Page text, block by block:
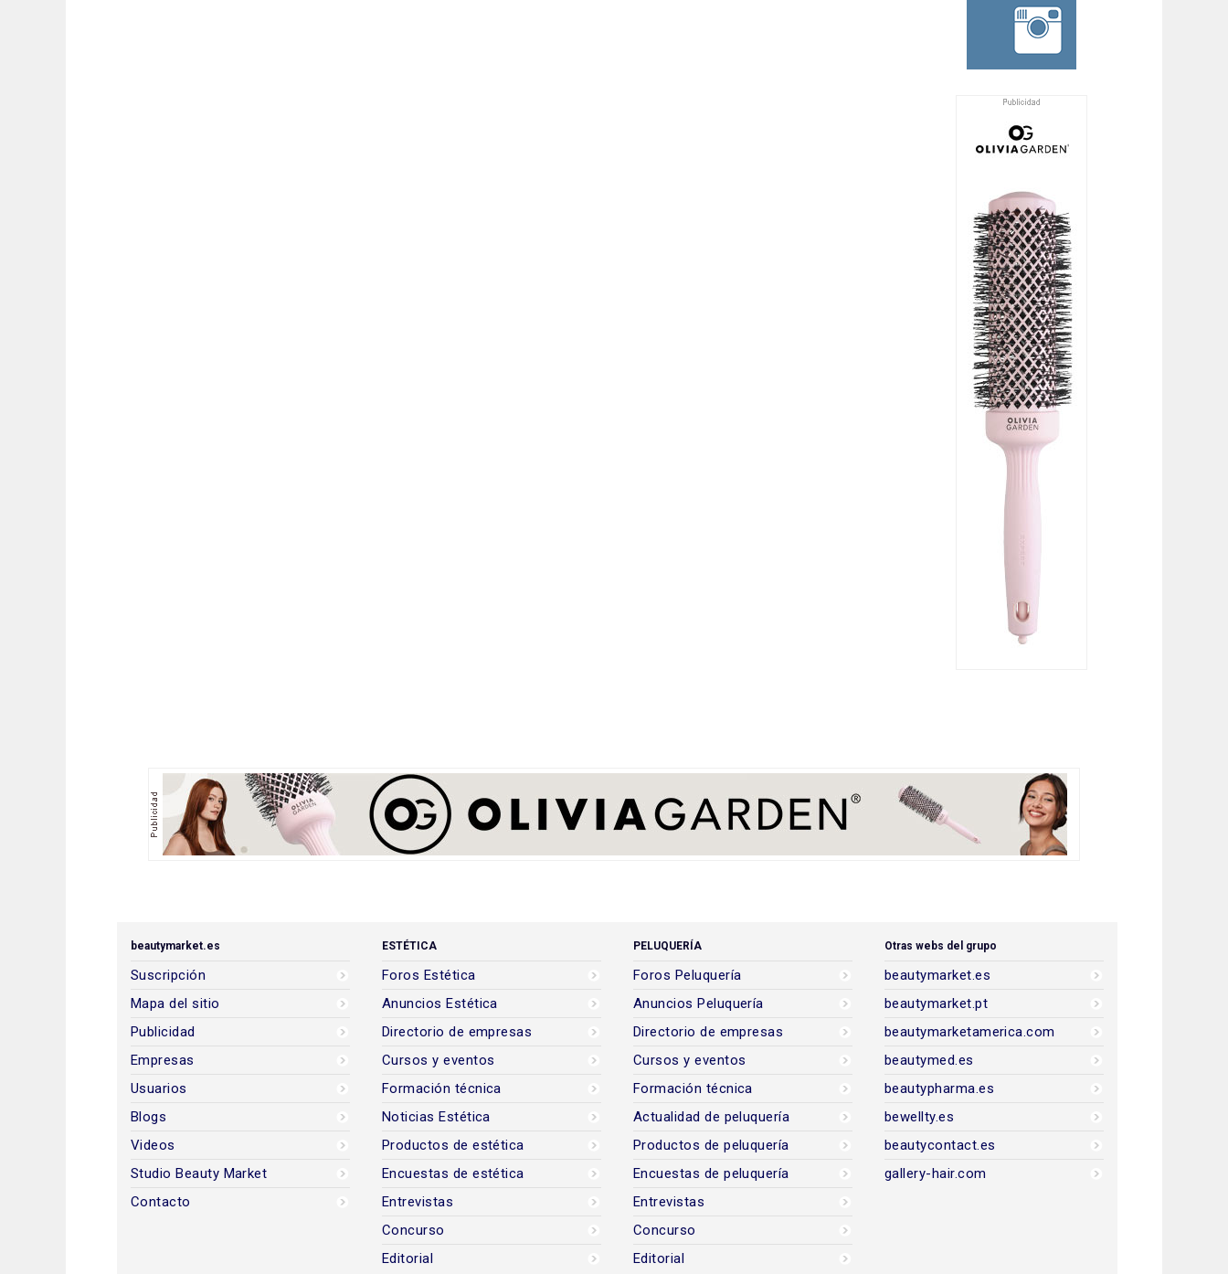
beautymarket.es
Suscripción
Mapa del sitio
Publicidad
Empresas
Usuarios
Blogs
Videos
Studio Beauty Market
Contacto
ESTÉTICA
Foros Estética
Anuncios Estética
Directorio de empresas
Cursos y eventos
Formación técnica
Noticias Estética
Productos de estética
Encuestas de estética
Entrevistas
Concurso
Editorial
PELUQUERÍA
Foros Peluquería
Anuncios Peluquería
Directorio de empresas
Cursos y eventos
Formación técnica
Actualidad de peluquería
Productos de peluquería
Encuestas de peluquería
Entrevistas
Concurso
Editorial
Otras webs del grupo
beautymarket.es
beautymarket.pt
beautymarketamerica.com
beautymed.es
beautypharma.es
bewellty.es
beautycontact.es
gallery-hair.com